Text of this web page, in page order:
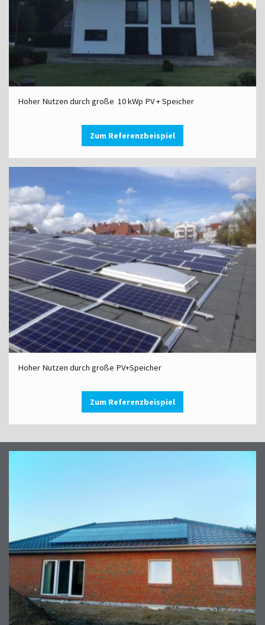
Hoher Nutzen durch große 10 kWp PV + Speicher
Zum Referenzbeispiel
Hoher Nutzen durch große PV+Speicher
Zum Referenzbeispiel